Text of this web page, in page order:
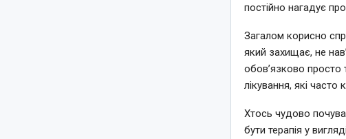
постійно нагадує
Загалом корисно
який захищає, не
обов’язково просто
лікування, які часто
Хтось чудово
бути терапія у